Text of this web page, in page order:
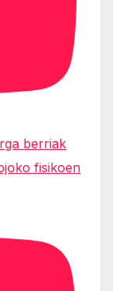
berriak
fisikoen